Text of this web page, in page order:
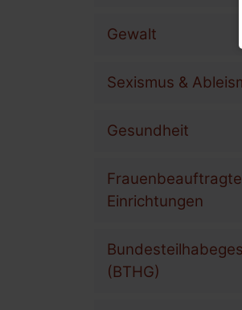
Gewalt
Sexismus &
Gesundheit
Einrichtungen
(BTHG)